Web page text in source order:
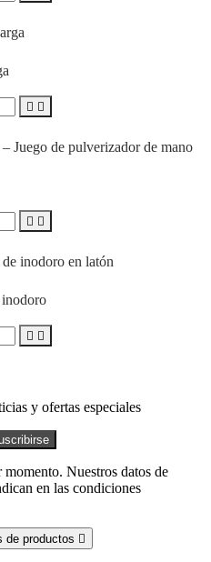
 
 
inodoro
 
y ofertas especiales
momento. Nuestros datos de
en las condiciones
de productos 